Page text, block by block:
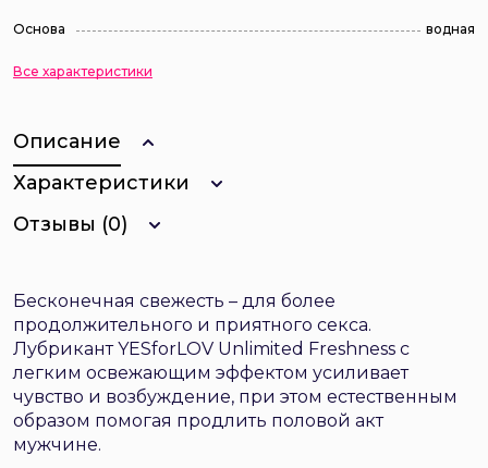
Основа водная
Все характеристики
Описание
Характеристики
Отзывы (0)
Бесконечная свежесть – для более
продолжительного и приятного секса.
Лубрикант YESforLOV Unlimited Freshness с
легким освежающим эффектом усиливает
чувство и возбуждение, при этом естественным
образом помогая продлить половой акт
мужчине.